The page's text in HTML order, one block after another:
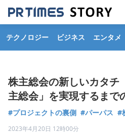
テクノロジー ビジネス エンタメ
株主総会の新しいカタチ
主総会」を実現するまで
#プロジェクトの裏側 #パーパス #
2023年4月20日 12時00分